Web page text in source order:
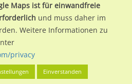
undLeistungswerte. Damit
Buchung im Detail über den
und Werbewirkung sowie
in den zugelassenen
direkt im unteren Teil dieser Seite
Maps ist für einwandfreie
und muss daher im
Weitere Informationen zu
privacy
Einverstanden